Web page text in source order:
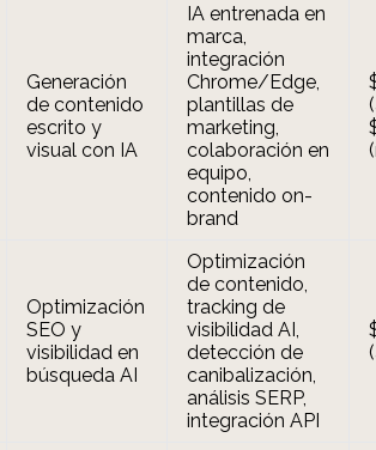
Generación
de contenido
escrito y
visual con IA
IA entrenada en
marca,
integración
Chrome/Edge,
plantillas de
marketing,
colaboración en
equipo,
contenido on-
brand
Optimización
SEO y
visibilidad en
búsqueda AI
Optimización
de contenido,
tracking de
visibilidad AI,
detección de
canibalización,
análisis SERP,
integración API